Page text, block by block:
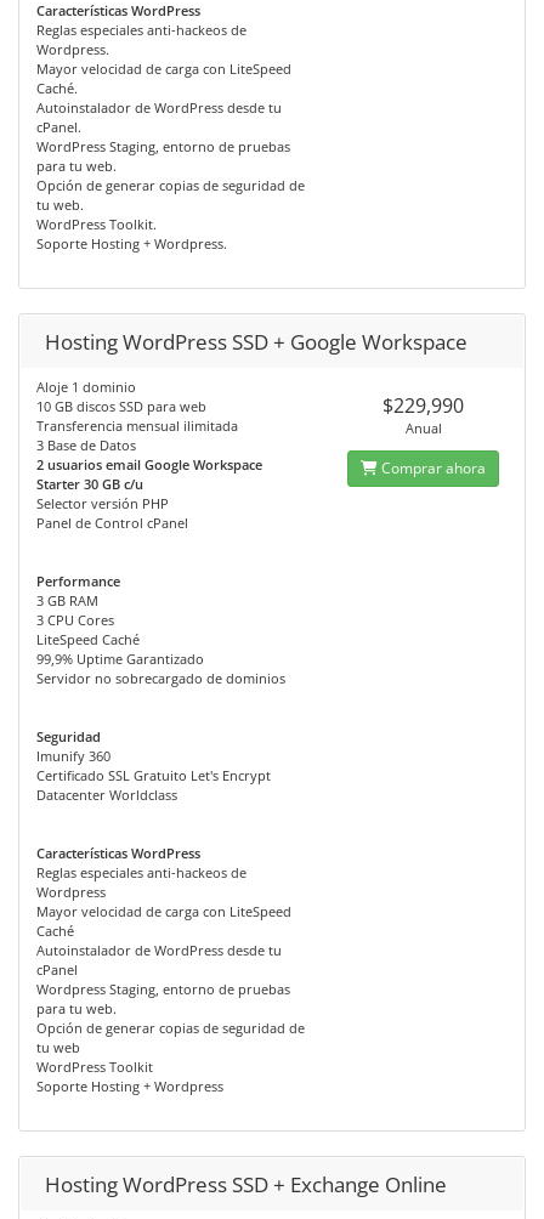
Características WordPress
Reglas especiales anti-hackeos de
Wordpress.
Mayor velocidad de carga con LiteSpeed
Caché.
Autoinstalador de WordPress desde tu
cPanel.
WordPress Staging, entorno de pruebas
para tu web.
Opción de generar copias de seguridad de
tu web.
WordPress Toolkit.
Soporte Hosting + Wordpress.
Hosting WordPress SSD + Google Workspace
Aloje 1 dominio
10 GB discos SSD para web
Transferencia mensual ilimitada
3 Base de Datos
2 usuarios email Google Workspace
Starter 30 GB c/u
Selector versión PHP
Panel de Control cPanel
Performance
3 GB RAM
3 CPU Cores
LiteSpeed Caché
99,9% Uptime Garantizado
Servidor no sobrecargado de dominios
Seguridad
Imunify 360
Certificado SSL Gratuito Let's Encrypt
Datacenter Worldclass
Características WordPress
Reglas especiales anti-hackeos de
Wordpress
Mayor velocidad de carga con LiteSpeed
Caché
Autoinstalador de WordPress desde tu
cPanel
Wordpress Staging, entorno de pruebas
para tu web.
Opción de generar copias de seguridad de
tu web
WordPress Toolkit
Soporte Hosting + Wordpress
$229,990
Anual
Comprar ahora
Hosting WordPress SSD + Exchange Online